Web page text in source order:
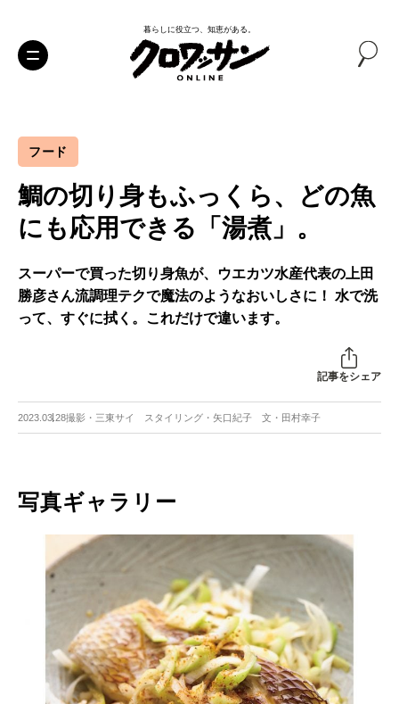
暮らしに役立つ、知恵がある。
フード
鯛の切り身もふっくら、どの魚
にも応用できる「湯煮」。
スーパーで買った切り身魚が、ウエカツ水産代表の上田
勝彦さん流調理テクで魔法のようなおいしさに！ 水で洗
って、すぐに拭く。これだけで違います。
記事をシェア
2023.03.28撮影・三東サイ スタイリング・矢口紀子 文・田村幸子
写真ギャラリー